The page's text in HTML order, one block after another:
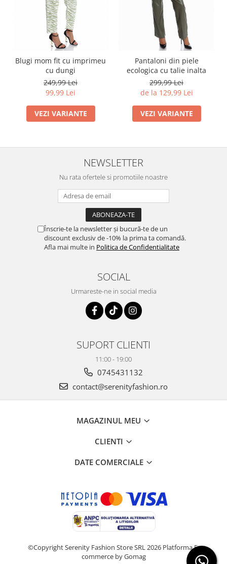
Blugi mom fit cu imprimeu
cu dungi
249,99 Lei
99,99 Lei
VEZI VARIANTE
Pantaloni din piele
ecologica cu talie inalta
299,99 Lei
de la 129,99 Lei
VEZI VARIANTE
NEWSLETTER
Nu rata ofertele si promotiile noastre
Înscrie-te la newsletter și bucură-te de un
discount exclusiv de -10% la prima ta comandă.
Afla mai multe in Politica de Confidentialitate
SOCIAL
Urmareste-ne in social media
SUPORT CLIENTI
11:00 - 19:00
0745431132
contact@serenityfashion.ro
MAGAZINUL MEU
CLIENTI
DATE COMERCIALE
©Copyright Serenity Fashion Store SRL 2026 Platforma E-
commerce by Gomag